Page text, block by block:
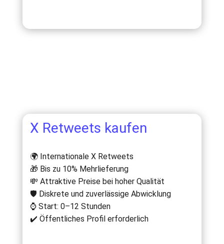
X Retweets kaufen
🌍 Internationale X Retweets
🎁 Bis zu 10% Mehrlieferung
💸 Attraktive Preise bei hoher Qualität
🛡️ Diskrete und zuverlässige Abwicklung
⌚ Start: 0–12 Stunden
✔️ Öffentliches Profil erforderlich